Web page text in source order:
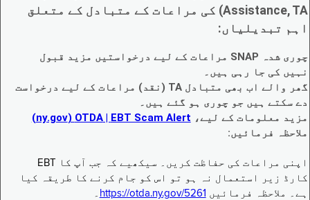
Assistance, TA) کی مراعات کے متبادل کے متعلق
اہم تبدیلیاں:
چوری شدہ SNAP مراعات کے لیے درخواستیں مزید قبول
نہیں کی جا رہی ہیں۔
گھر والے اب بھی متبادل TA (نقد) مراعات کے لیے درخواست
دے سکتے ہیں جو چوری ہو گئے ہیں۔
مزید معلومات کے لیے، EBT Scam Alert ‏| OTDA ‏(ny.gov)
ملاحظہ فرمائیں:
اپنی مراعات کی حفاظت کریں۔ سیکھیے کہ جب آپ کا EBT
کارڈ زیر استعمال نہ ہو تو اس کو جام کرنے کا طریقہ کیا
ہے۔ ملاحظہ فرمائیں https://otda.ny.gov/5261 ۔